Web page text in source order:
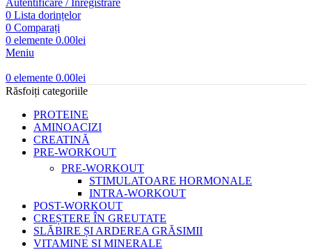
Autentificare / Înregistrare
0 Lista dorințelor
0 Comparați
0 elemente 0.00lei
Meniu
0 elemente 0.00lei
Răsfoiți categoriile
PROTEINE
AMINOACIZI
CREATINĂ
PRE-WORKOUT
PRE-WORKOUT
STIMULATOARE HORMONALE
INTRA-WORKOUT
POST-WORKOUT
CREȘTERE ÎN GREUTATE
SLĂBIRE ȘI ARDEREA GRĂSIMII
VITAMINE SI MINERALE